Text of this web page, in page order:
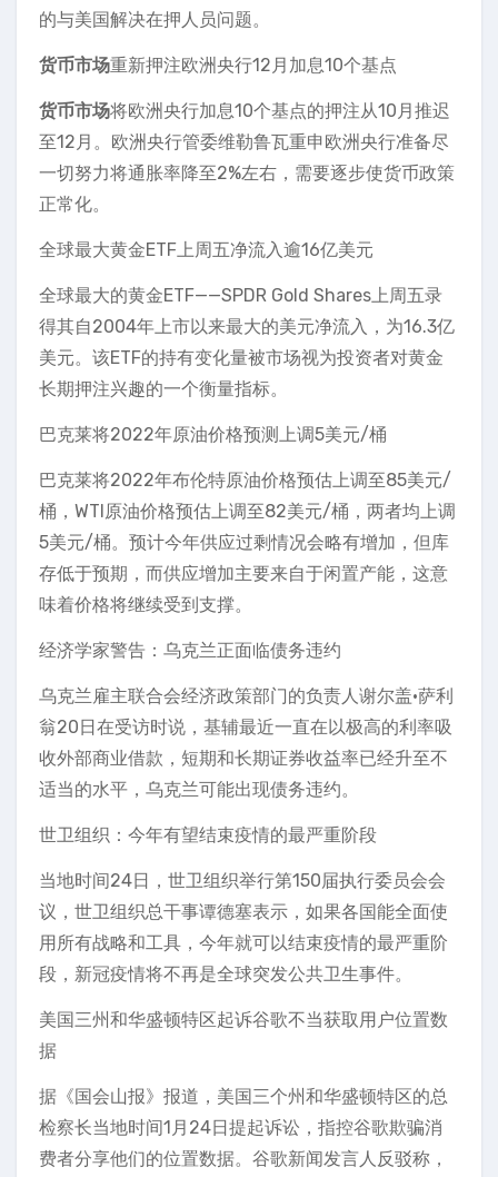
的与美国解决在押人员问题。
货币市场重新押注欧洲央行12月加息10个基点
货币市场将欧洲央行加息10个基点的押注从10月推迟
至12月。欧洲央行管委维勒鲁瓦重申欧洲央行准备尽
一切努力将通胀率降至2%左右，需要逐步使货币政策
正常化。
全球最大黄金ETF上周五净流入逾16亿美元
全球最大的黄金ETF——SPDR Gold Shares上周五录
得其自2004年上市以来最大的美元净流入，为16.3亿
美元。该ETF的持有变化量被市场视为投资者对黄金
长期押注兴趣的一个衡量指标。
巴克莱将2022年原油价格预测上调5美元/桶
巴克莱将2022年布伦特原油价格预估上调至85美元/
桶，WTI原油价格预估上调至82美元/桶，两者均上调
5美元/桶。预计今年供应过剩情况会略有增加，但库
存低于预期，而供应增加主要来自于闲置产能，这意
味着价格将继续受到支撑。
经济学家警告：乌克兰正面临债务违约
乌克兰雇主联合会经济政策部门的负责人谢尔盖·萨利
翁20日在受访时说，基辅最近一直在以极高的利率吸
收外部商业借款，短期和长期证券收益率已经升至不
适当的水平，乌克兰可能出现债务违约。
世卫组织：今年有望结束疫情的最严重阶段
当地时间24日，世卫组织举行第150届执行委员会会
议，世卫组织总干事谭德塞表示，如果各国能全面使
用所有战略和工具，今年就可以结束疫情的最严重阶
段，新冠疫情将不再是全球突发公共卫生事件。
美国三州和华盛顿特区起诉谷歌不当获取用户位置数
据
据《国会山报》报道，美国三个州和华盛顿特区的总
检察长当地时间1月24日提起诉讼，指控谷歌欺骗消
费者分享他们的位置数据。谷歌新闻发言人反驳称，